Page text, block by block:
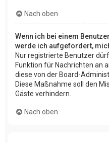
Nach oben
Wenn ich bei einem
werde ich aufgefordert,
Nur registrierte Benutzer
Funktion für Nachrichten an
diese von der Board-
Diese Maßnahme soll den
Gäste verhindern.
Nach oben